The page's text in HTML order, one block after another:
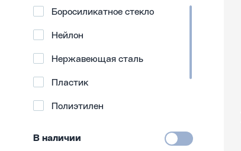
Боросиликатное стекло
Нейлон
Нержавеющая сталь
Пластик
Полиэтилен
В наличии